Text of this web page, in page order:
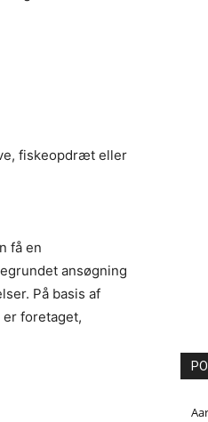
fiskeopdræt eller
få en
ansøgning
På basis af
foretaget,